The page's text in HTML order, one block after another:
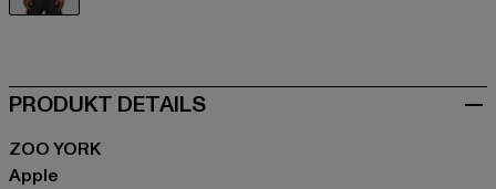
PRODUKT DETAILS
ZOO YORK
Apple